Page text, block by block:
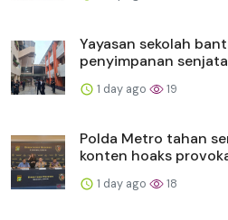
Yayasan sekolah
penyimpanan senjata
1 day ago 19
Polda Metro tahan
konten hoaks
1 day ago 18